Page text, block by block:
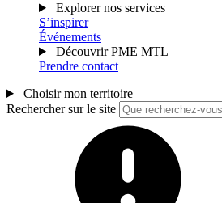
Explorer nos services
S’inspirer
Événements
Découvrir PME MTL
Prendre contact
Choisir mon territoire
Rechercher sur le site